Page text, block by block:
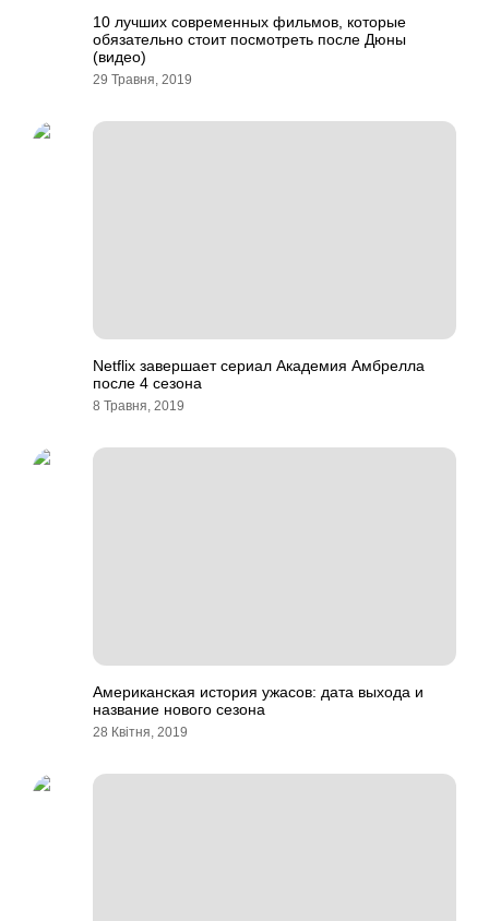
10 лучших современных фильмов, которые
обязательно стоит посмотреть после Дюны
(видео)
29 Травня, 2019
Netflix завершает сериал Академия Амбрелла
после 4 сезона
8 Травня, 2019
Американская история ужасов: дата выхода и
название нового сезона
28 Квітня, 2019